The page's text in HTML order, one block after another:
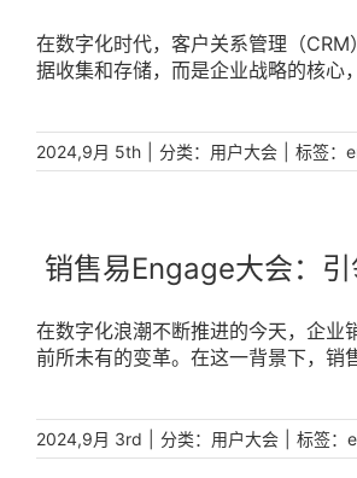
在数字化时代，客户关系管理（
据收集和存储，而是企业战略的核心
2024,9月 5th 分类： 用户大会 标签：
销售易Engage大会：
在数字化浪潮不断推进的今天，企业
前所未有的变革。在这一背景下，销
Engage大会不仅是一场关于销售的盛
于未来商业生态的深度对话。 [...]
2024,9月 3rd 分类： 用户大会 标签：